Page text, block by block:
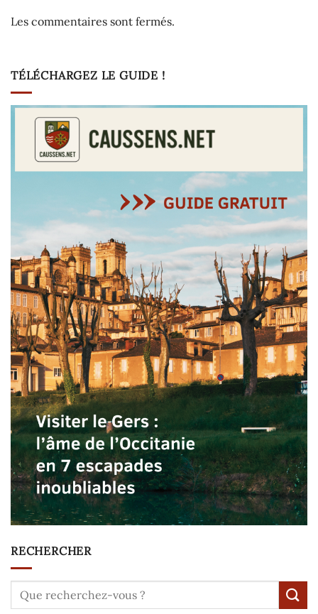
Les commentaires sont fermés.
TÉLÉCHARGEZ LE GUIDE !
RECHERCHER